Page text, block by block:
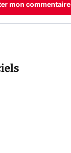
mon commentaire